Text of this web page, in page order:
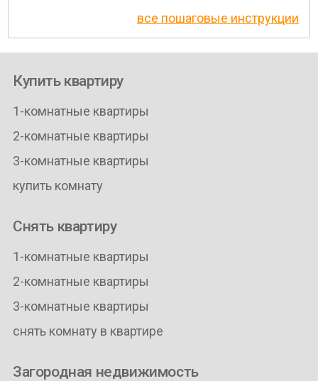
все пошаговые инструкции
Купить квартиру
1-комнатные квартиры
2-комнатные квартиры
3-комнатные квартиры
купить комнату
Снять квартиру
1-комнатные квартиры
2-комнатные квартиры
3-комнатные квартиры
снять комнату в квартире
Загородная недвижимость